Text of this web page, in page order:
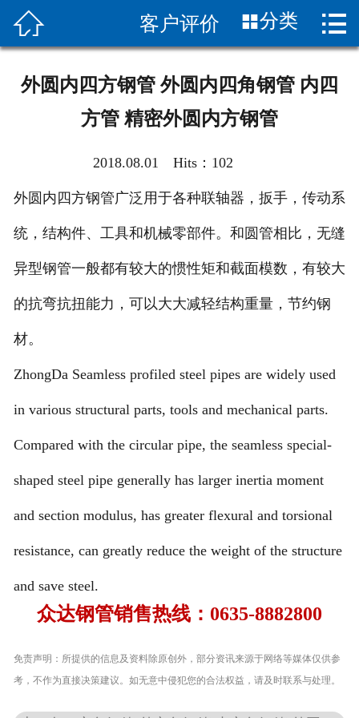
 首页
客服服务
应用案列
客户评价
 客户评价 分类 
外圆内四方钢管 外圆内四角钢管 内四
方管 精密外圆内方钢管
2018.08.01 Hits： 102
外圆内四方钢管广泛用于各种联轴器，扳手，传动系
统，结构件、工具和机械零部件。和圆管相比，无缝
异型钢管一般都有较大的惯性矩和截面模数，有较大
的抗弯抗扭能力，可以大大减轻结构重量，节约钢
材。
ZhongDa Seamless profiled steel pipes are widely used
in various structural parts, tools and mechanical parts.
Compared with the circular pipe, the seamless special-
shaped steel pipe generally has larger inertia moment
and section modulus, has greater flexural and torsional
resistance, can greatly reduce the weight of the structure
and save steel.
众达钢管销售热线：0635-8882800
免责声明：所提供的信息及资料除原创外，部分资讯来源于网络等媒体仅供参
考，不作为直接决策建议。如无意中侵犯您的合法权益，请及时联系与处理。